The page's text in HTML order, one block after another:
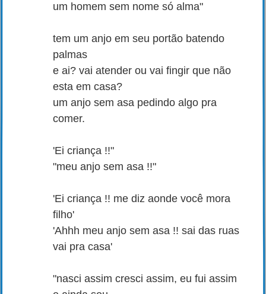
um homem sem nome só alma"
tem um anjo em seu portão batendo
palmas
e ai? vai atender ou vai fingir que não
esta em casa?
um anjo sem asa pedindo algo pra
comer.
'Ei criança !!"
"meu anjo sem asa !!"
'Ei criança !! me diz aonde você mora
filho'
'Ahhh meu anjo sem asa !! sai das ruas
vai pra casa'
"nasci assim cresci assim, eu fui assim